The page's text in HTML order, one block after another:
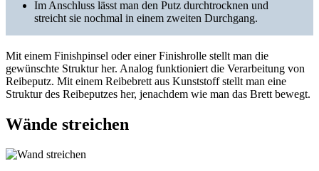
Im Anschluss lässt man den Putz durchtrocknen und
streicht sie nochmal in einem zweiten Durchgang.
Mit einem Finishpinsel oder einer Finishrolle stellt man die
gewünschte Struktur her. Analog funktioniert die Verarbeitung von
Reibeputz. Mit einem Reibebrett aus Kunststoff stellt man eine
Struktur des Reibeputzes her, jenachdem wie man das Brett bewegt.
Wände streichen